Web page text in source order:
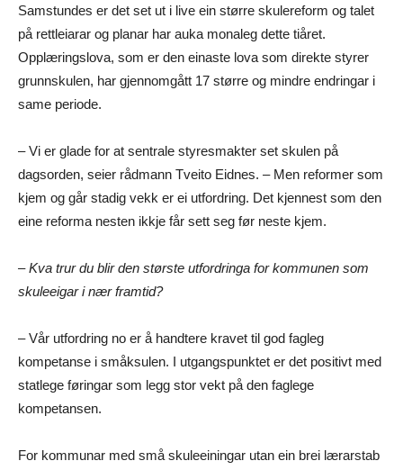
Samstundes er det set ut i live ein større skulereform og talet
på rettleiarar og planar har auka monaleg dette tiåret.
Opplæringslova, som er den einaste lova som direkte styrer
grunnskulen, har gjennomgått 17 større og mindre endringar i
same periode.
– Vi er glade for at sentrale styresmakter set skulen på
dagsorden, seier rådmann Tveito Eidnes. – Men reformer som
kjem og går stadig vekk er ei utfordring. Det kjennest som den
eine reforma nesten ikkje får sett seg før neste kjem.
– Kva trur du blir den største utfordringa for kommunen som
skuleeigar i nær framtid?
– Vår utfordring no er å handtere kravet til god fagleg
kompetanse i småksulen. I utgangspunktet er det positivt med
statlege føringar som legg stor vekt på den faglege
kompetansen.
For kommunar med små skuleeiningar utan ein brei lærarstab